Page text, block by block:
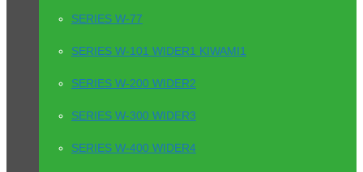
SERIES W-77
SERIES W-101 WIDER1 KIWAMI1
SERIES W-200 WIDER2
SERIES W-300 WIDER3
SERIES W-400 WIDER4